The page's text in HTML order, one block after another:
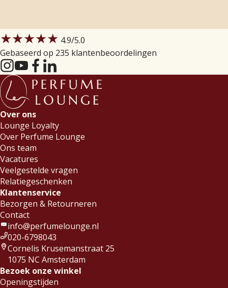
★★★★★ 4.9/5.0
Gebaseerd op 235 klantenbeoordelingen
Over ons
Lounge Loyalty
Over Perfume Lounge
Ons team
Vacatures
Veelgestelde vragen
Relatiegeschenken
Klantenservice
Bezorgen & Retourneren
Contact
info@perfumelounge.nl
020-6798043
Cornelis Krusemanstraat 25
1075 NC Amsterdam
Bezoek onze winkel
Openingstijden